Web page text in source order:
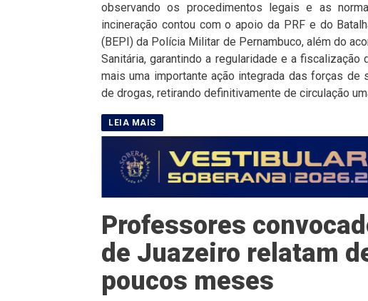
observando os procedimentos legais e as
incineração contou com o apoio da PRF e do
(BEPI) da Polícia Militar de Pernambuco, além do
Sanitária, garantindo a regularidade e a
mais uma importante ação integrada das forças de
de drogas, retirando definitivamente de circulação
Professores
de Juazeiro relatam
poucos meses